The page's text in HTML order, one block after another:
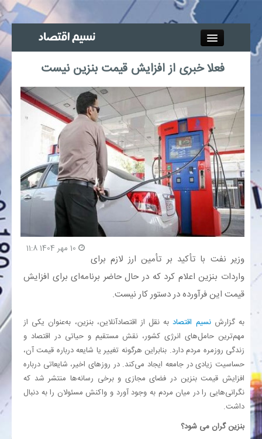
جذب خبرنگار
آگهی استخدام
پیوند‌ها
چند رسانه‌ای
اجتماعی
بیمه و بورس
بانک
اقتصاد
خانه
فعلا خبری از افزایش قیمت بنزین نیست
وزیر نفت با تأکید بر تأمین ارز لازم برای
واردات بنزین اعلام کرد که در حال حاضر برنامه‌ای برای افزایش
قیمت این فرآورده در دستور کار نیست.
به گزارشنسیم اقتصادبه نقل از اقتصادآنلاین، بنزین، به‌عنوان یکی از
مهم‌ترین حامل‌های انرژی کشور، نقش مستقیم و حیاتی در اقتصاد و
زندگی روزمره مردم دارد. بنابراین هرگونه تغییر یا شایعه درباره قیمت آن،
حساسیت زیادی در جامعه ایجاد می‌کند. در روزهای اخیر، شایعاتی درباره
افزایش قیمت بنزین در فضای مجازی و برخی رسانه‌ها منتشر شد که
نگرانی‌هایی را در میان مردم به وجود آورد و واکنش مسئولان را به دنبال
داشت.
بنزین گران می شود؟